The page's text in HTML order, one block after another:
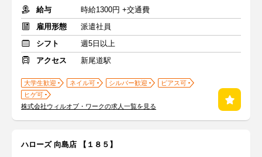
給与
時給1300円 +交通費
雇用形態
派遣社員
シフト
週5日以上
アクセス
新尾道駅
大学生歓迎 ネイル可 シルバー歓迎
ピアス可
ヒゲ可
株式会社ウィルオブ・ワークの求人一覧を見る
ハローズ 向島店 【１８５】